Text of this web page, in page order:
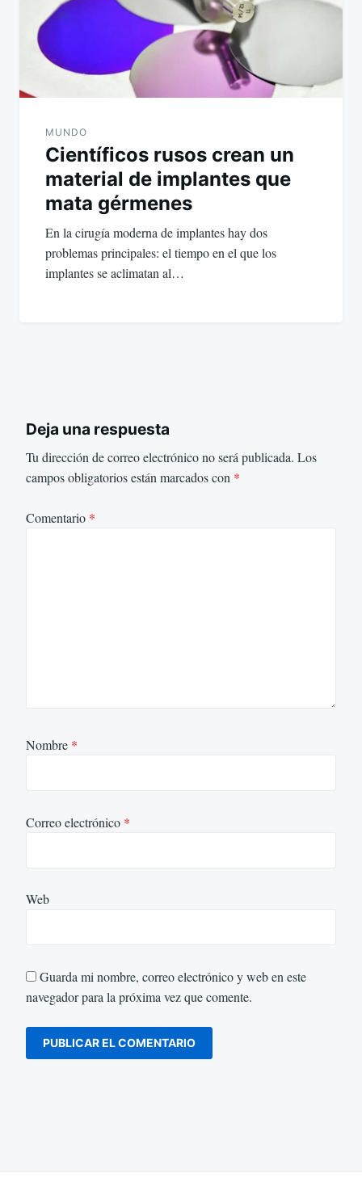
MUNDO
Científicos rusos crean un
material de implantes que
mata gérmenes
En la cirugía moderna de implantes hay dos
problemas principales: el tiempo en el que los
implantes se aclimatan al…
Deja una respuesta
Tu dirección de correo electrónico no será publicada. Los
campos obligatorios están marcados con *
Comentario *
Nombre *
Correo electrónico *
Web
Guarda mi nombre, correo electrónico y web en este
navegador para la próxima vez que comente.